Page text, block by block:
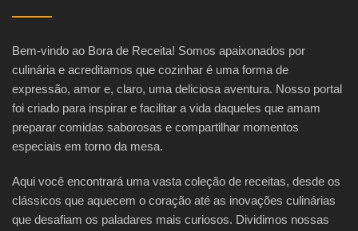
Bem-vindo ao Bora de Receita! Somos apaixonados por
culinária e acreditamos que cozinhar é uma forma de
expressão, amor e, claro, uma deliciosa aventura. Nosso portal
foi criado para inspirar e facilitar a vida daqueles que amam
preparar comidas saborosas e compartilhar momentos
especiais em torno da mesa.
Aqui você encontrará uma vasta coleção de receitas, desde os
clássicos que aquecem o coração até as inovações culinárias
que desafiam os paladares mais curiosos. Dividimos nossas